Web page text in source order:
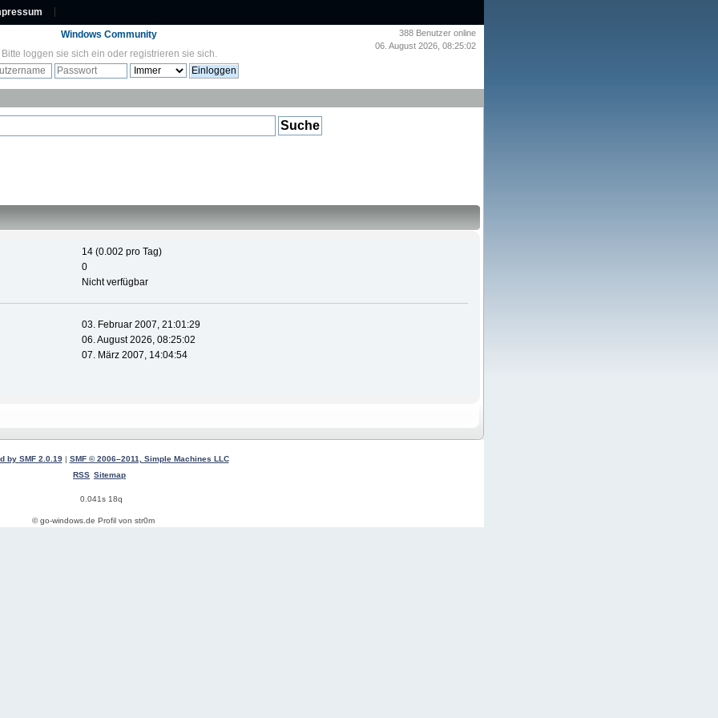
388 Benutzer online
06. August 2026, 08:25:02
Windows Community
Bitte loggen sie sich ein oder registrieren sie sich.
14 (0.002 pro Tag)
0
Nicht verfügbar
03. Februar 2007, 21:01:29
06. August 2026, 08:25:02
07. März 2007, 14:04:54
by SMF 2.0.19| SMF © 2006–2011, Simple Machines LLC
RSS Sitemap
0.041s 18q
© go-windows.de Profil von str0m